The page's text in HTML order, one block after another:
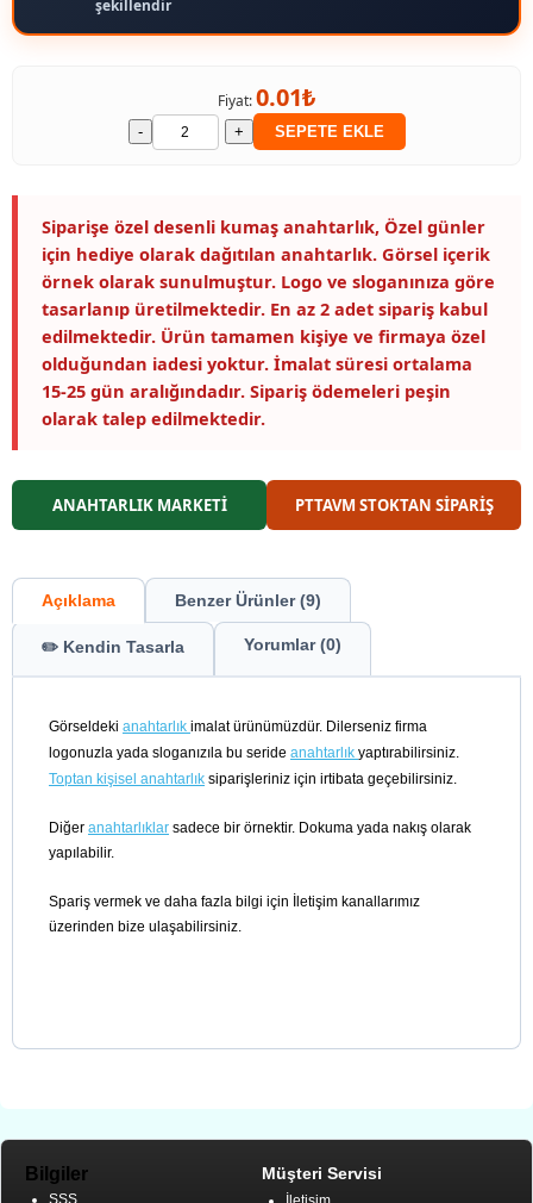
şekillendir
Fiyat:0.01₺
- + SEPETE EKLE
Siparişe özel desenli kumaş anahtarlık, Özel günler
için hediye olarak dağıtılan anahtarlık. Görsel içerik
örnek olarak sunulmuştur. Logo ve sloganınıza göre
tasarlanıp üretilmektedir. En az 2 adet sipariş kabul
edilmektedir. Ürün tamamen kişiye ve firmaya özel
olduğundan iadesi yoktur. İmalat süresi ortalama
15-25 gün aralığındadır. Sipariş ödemeleri peşin
olarak talep edilmektedir.
ANAHTARLIK MARKETİ PTTAVM STOKTAN SİPARİŞ
Açıklama Benzer Ürünler (9)
✏️ Kendin Tasarla Yorumlar (0)
Görseldeki anahtarlık imalat ürünümüzdür. Dilerseniz firma
logonuzla yada sloganızıla bu seride anahtarlık yaptırabilirsiniz.
Toptan kişisel anahtarlık siparişleriniz için irtibata geçebilirsiniz.
Diğer anahtarlıklar sadece bir örnektir. Dokuma yada nakış olarak
yapılabilir.
Spariş vermek ve daha fazla bilgi için İletişim kanallarımız
üzerinden bize ulaşabilirsiniz.
Bilgiler Müşteri Servisi